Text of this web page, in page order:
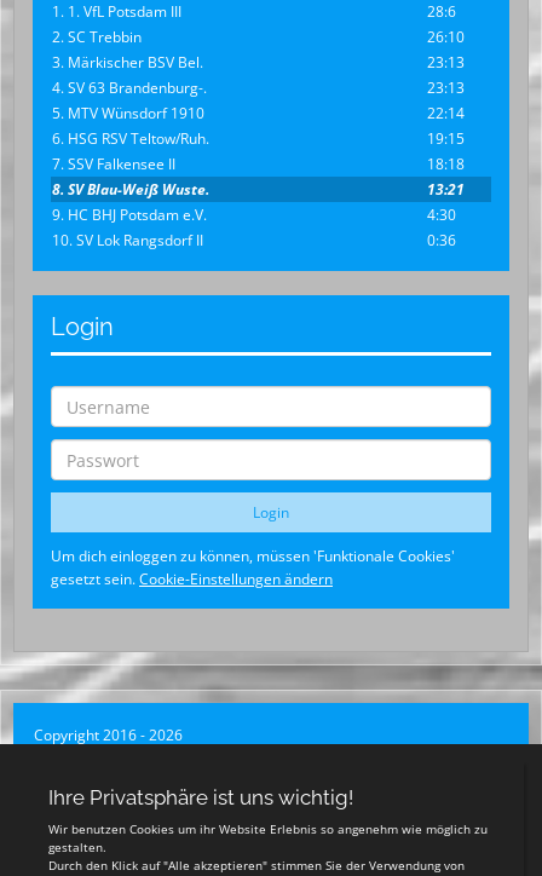
1. 1. VfL Potsdam III
28:6
2. SC Trebbin
26:10
3. Märkischer BSV Bel.
23:13
4. SV 63 Brandenburg-.
23:13
5. MTV Wünsdorf 1910
22:14
6. HSG RSV Teltow/Ruh.
19:15
7. SSV Falkensee II
18:18
8. SV Blau-Weiß Wuste.
13:21
9. HC BHJ Potsdam e.V.
4:30
10. SV Lok Rangsdorf II
0:36
Login
Um dich einloggen zu können, müssen 'Funktionale Cookies'
gesetzt sein.Cookie-Einstellungen ändern
Copyright 2016 - 2026
Login
Registrieren
Teamsports 2